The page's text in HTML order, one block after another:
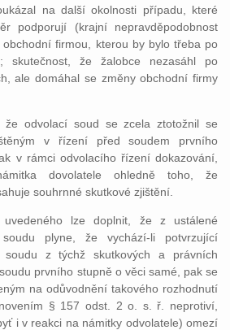
na další okolnosti případu, které
podporují (krajní nepravděpodobnost
firmou, kterou by bylo třeba po
skutečnost, že žalobce nezasáhl po
ale domáhal se změny obchodní firmy
odvolací soud se zcela ztotožnil se
v řízení před soudem prvního
v rámci odvolacího řízení dokazování,
dovolatele ohledně toho, že
souhrnné skutkové zjištění.
lze doplnit, že z ustálené
soudu plyne, že vychází-li potvrzující
soudu z týchž skutkových a právních
prvního stupně o věci samé, pak se
na odůvodnění takového rozhodnutí
§ 157 odst. 2 o. s. ř. neprotiví,
i v reakci na námitky odvolatele) omezí